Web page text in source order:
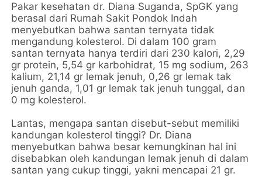
Pakar kesehatan dr. Diana Suganda, SpGK yang
berasal dari Rumah Sakit Pondok Indah
menyebutkan bahwa santan ternyata tidak
mengandung kolesterol. Di dalam 100 gram
santan ternyata hanya terdiri dari 230 kalori, 2,29
gr protein, 5,54 gr karbohidrat, 15 mg sodium, 263
kalium, 21,14 gr lemak jenuh, 0,26 gr lemak tak
jenuh ganda, 1,01 gr lemak tak jenuh tunggal, dan
0 mg kolesterol.
Lantas, mengapa santan disebut-sebut memiliki
kandungan kolesterol tinggi? Dr. Diana
menyebutkan bahwa besar kemungkinan hal ini
disebabkan oleh kandungan lemak jenuh di dalam
santan yang cukup tinggi, yakni mencapai 21 gr.